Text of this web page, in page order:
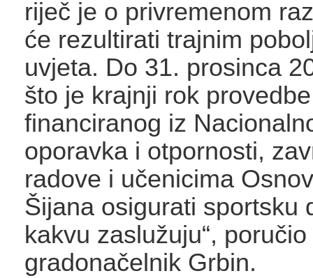
riječ je o privremenom
će rezultirati trajnim
uvjeta. Do 31. prosinca
što je krajnji rok
financiranog iz
oporavka i otpornosti,
radove i učenicima
Šijana osigurati sportsku
kakvu zaslužuju“, poručio
gradonačelnik Grbin.